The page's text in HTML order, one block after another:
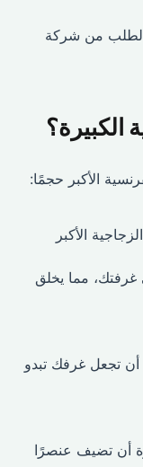
الطلب من شركة
الكبيرة؟
الأكبر حجمًا:
الأكبر
مما يخلق
تجعل غرفك تبدو
أن تضيف عنصرًا